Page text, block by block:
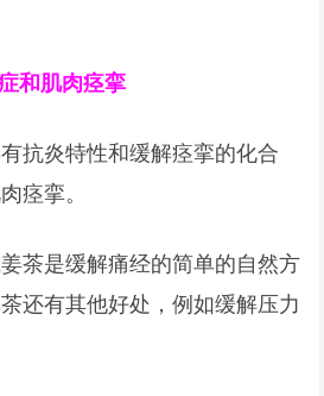
和肌肉痉挛
抗炎特性和缓解痉挛的化合
痉挛。
茶是缓解痛经的简单的自然方
还有其他好处，例如缓解压力